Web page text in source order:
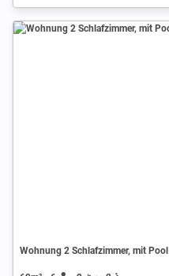
Wohnung 2 Schlafzimmer, mit Pool